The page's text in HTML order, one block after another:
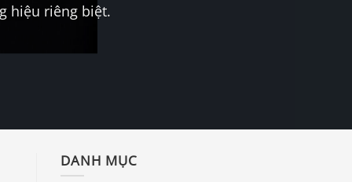
hiệu riêng biệt.
DANH MỤC